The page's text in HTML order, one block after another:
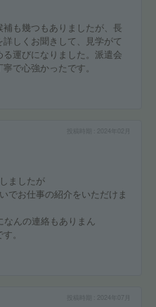
も幾つもありましたが、長
しくお聞きして、見学がて
運びになりました。派遣会
で心強かったです。
2024年02月
ましたが
でお仕事の紹介をいただけま
なんの連絡もありまん
。
2024年07月